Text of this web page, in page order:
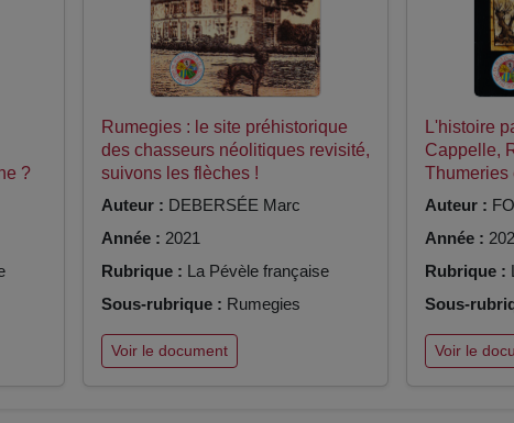
?
Rumegies : le site préhistorique
des chasseurs néolitiques revisité,
suivons les flèches !
Auteur : DEBERSÉE Marc
Année : 2021
Rubrique : La Pévèle française
Sous-rubrique : Rumegies
Voir le document
L'histoire
Cappelle,
Thumeries
Auteur :
Année :
Rubrique :
Sous-
Voir le